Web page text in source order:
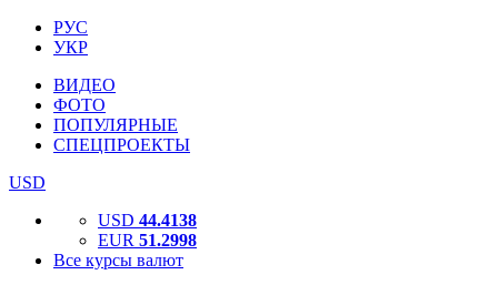
РУС
УКР
ВИДЕО
ФОТО
ПОПУЛЯРНЫЕ
СПЕЦПРОЕКТЫ
USD
USD 44.4138
EUR 51.2998
Все курсы валют